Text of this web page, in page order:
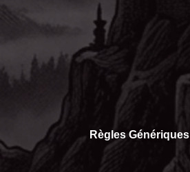
Règles Génériques